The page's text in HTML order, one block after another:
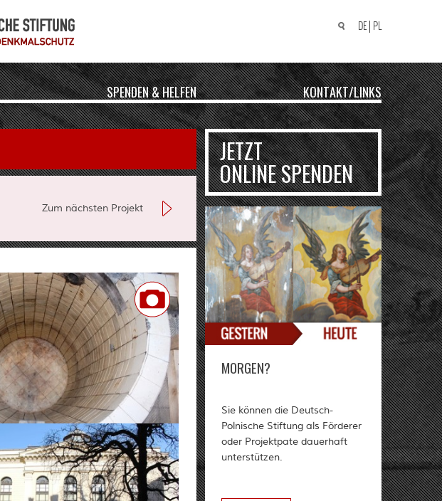
SuchenDE PL
SPENDEN & HELFEN KONTAKT/LINKS
Zum nächsten Projekt
JETZT
ONLINE SPENDEN
MORGEN?
Sie können die Deutsch-
Polnische Stiftung als Förderer
oder Projektpate dauerhaft
unterstützen.